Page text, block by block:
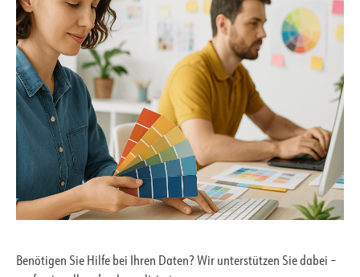
Benötigen Sie Hilfe bei Ihren Daten? Wir unterstützen Sie dabei –